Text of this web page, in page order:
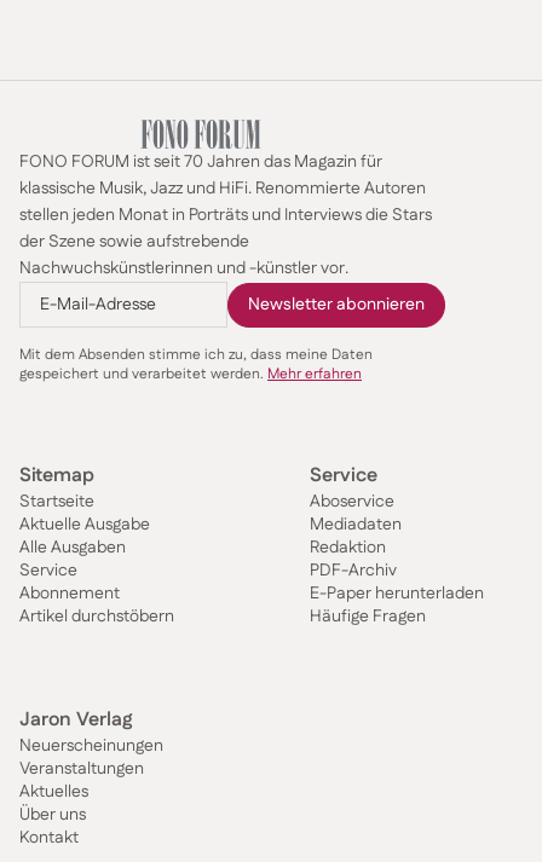
FONO FORUM ist seit 70 Jahren das Magazin für
klassische Musik, Jazz und HiFi. Renommierte Autoren
stellen jeden Monat in Porträts und Interviews die Stars
der Szene sowie aufstrebende
Nachwuchskünstlerinnen und -künstler vor.
Mit dem Absenden stimme ich zu, dass meine Daten
gespeichert und verarbeitet werden. Mehr erfahren
Sitemap
Startseite
Aktuelle Ausgabe
Alle Ausgaben
Service
Abonnement
Artikel durchstöbern
Service
Aboservice
Mediadaten
Redaktion
PDF-Archiv
E-Paper herunterladen
Häufige Fragen
Jaron Verlag
Neuerscheinungen
Veranstaltungen
Aktuelles
Über uns
Kontakt